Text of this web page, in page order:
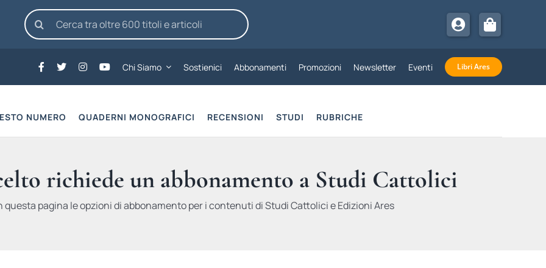
Cerca
per:
Chi Siamo Sostienici Abbonamenti Promozioni Newsletter Eventi Libri Ares
NUMERO QUADERNI MONOGRAFICI RECENSIONI STUDI RUBRICHE
richiede un abbonamento a Studi Cattolici
questa pagina le opzioni di abbonamento per i contenuti di Studi Cattolici e Edizioni Ares